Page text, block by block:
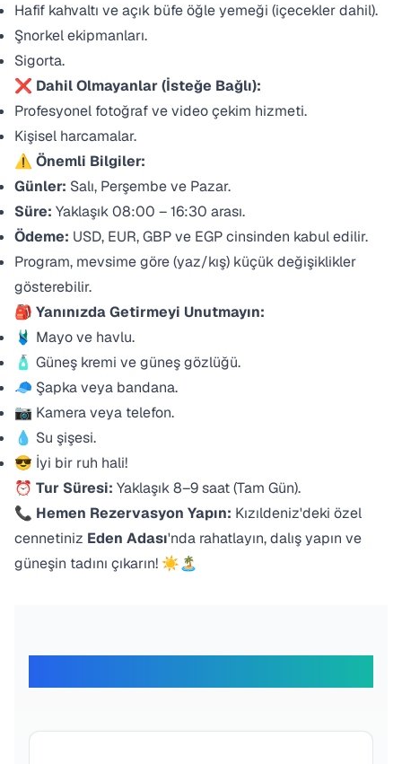
Hafif kahvaltı ve açık büfe öğle yemeği (içecekler dahil).
Şnorkel ekipmanları.
Sigorta.
❌ Dahil Olmayanlar (İsteğe Bağlı):
Profesyonel fotoğraf ve video çekim hizmeti.
Kişisel harcamalar.
⚠️ Önemli Bilgiler:
Günler: Salı, Perşembe ve Pazar.
Süre: Yaklaşık 08:00 – 16:30 arası.
Ödeme: USD, EUR, GBP ve EGP cinsinden kabul edilir.
Program, mevsime göre (yaz/kış) küçük değişiklikler
gösterebilir.
🎒 Yanınızda Getirmeyi Unutmayın:
🩱 Mayo ve havlu.
🧴 Güneş kremi ve güneş gözlüğü.
🧢 Şapka veya bandana.
📷 Kamera veya telefon.
💧 Su şişesi.
😎 İyi bir ruh hali!
⏰ Tur Süresi: Yaklaşık 8–9 saat (Tam Gün).
📞 Hemen Rezervasyon Yapın: Kızıldeniz'deki özel
cennetiniz Eden Adası'nda rahatlayın, dalış yapın ve
güneşin tadını çıkarın! ☀️🏝️